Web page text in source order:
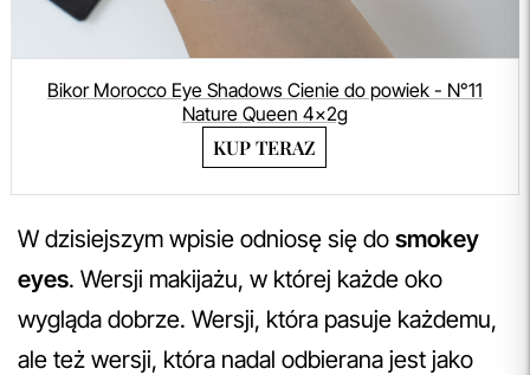
Bikor Morocco Eye Shadows Cienie do powiek - N°11
Nature Queen 4x2g
KUP TERAZ
W dzisiejszym wpisie odniosę się do smokey
eyes. Wersji makijażu, w której każde oko
wygląda dobrze. Wersji, która pasuje każdemu,
ale też wersji, która nadal odbierana jest jako